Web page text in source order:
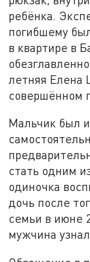
ребёнка.
погибшему
в квартире в
летняя Елена
совершённом
Мальчик был
стать одним
одиночка
дочь после
семьи в июне
мужчина